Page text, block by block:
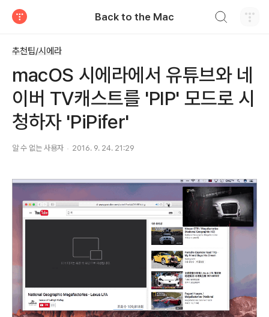
Back to the Mac
추천팁/시에라
macOS 시에라에서 유튜브와 네
이버 TV캐스트를 'PIP' 모드로 시
청하자 'PiPifer'
알 수 없는 사용자 2016. 9. 24. 21:29